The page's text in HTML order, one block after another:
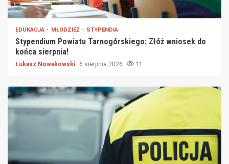
EDUKACJA MŁODZIEŻ STYPENDIA
Stypendium Powiatu Tarnogórskiego: Złóż wniosek do
końca sierpnia!
Łukasz Nowakowski 6 sierpnia 2026 11